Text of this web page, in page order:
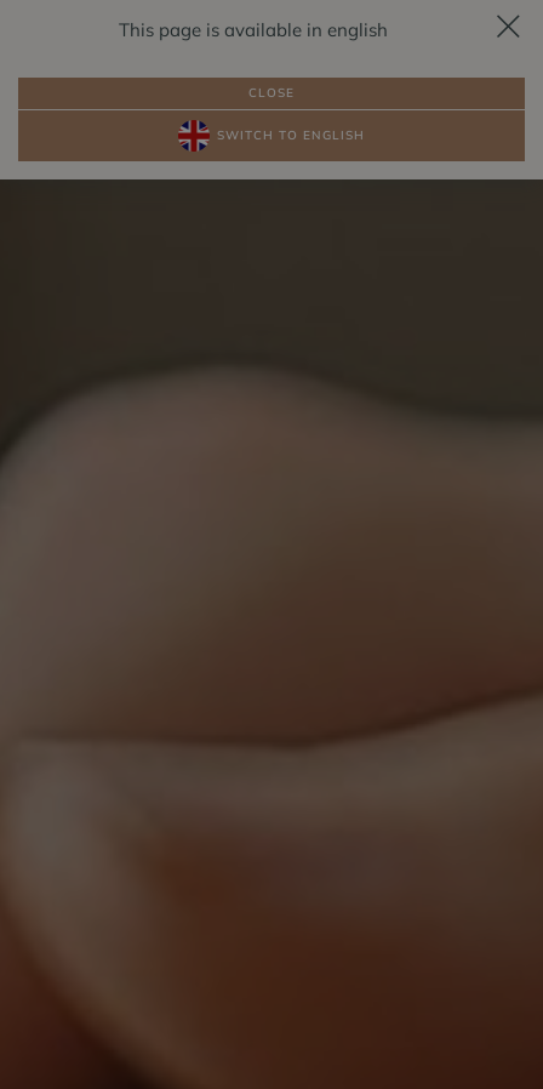
BALÍČKY POKOJE U JEZERA
This page is available in english
CLOSE
SWITCH TO ENGLISH